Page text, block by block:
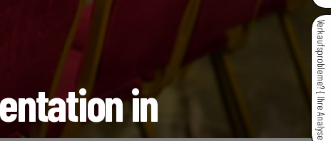
in
Verkaufsprobleme? { Ihre Analyse }